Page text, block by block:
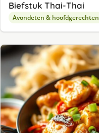
Biefstuk Thai-Thai
Avondeten & hoofdgerechten